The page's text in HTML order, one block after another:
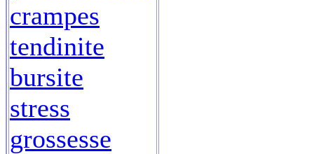
crampes
tendinite
bursite
stress
grossesse